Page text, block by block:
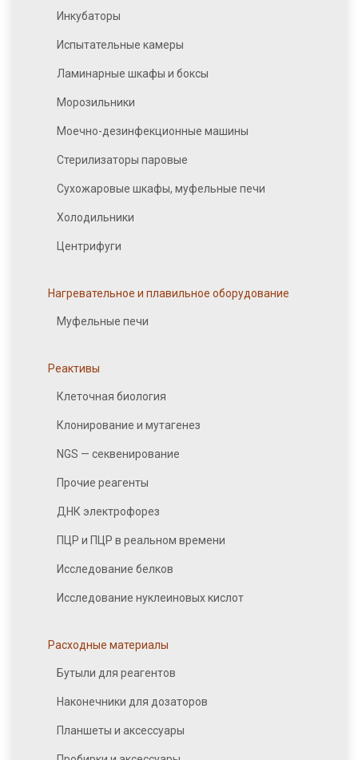
Инкубаторы
Испытательные камеры
Ламинарные шкафы и боксы
Морозильники
Моечно-дезинфекционные машины
Стерилизаторы паровые
Сухожаровые шкафы, муфельные печи
Холодильники
Центрифуги
Нагревательное и плавильное оборудование
Муфельные печи
Реактивы
Клеточная биология
Клонирование и мутагенез
NGS — секвенирование
Прочие реагенты
ДНК электрофорез
ПЦР и ПЦР в реальном времени
Исследование белков
Исследование нуклеиновых кислот
Расходные материалы
Бутыли для реагентов
Наконечники для дозаторов
Планшеты и аксессуары